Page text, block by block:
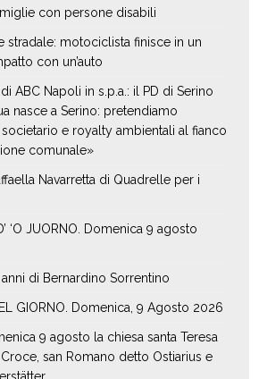
con persone disabili
stradale: motociclista finisce in un
con un’auto
ABC Napoli in s.p.a.: il PD di Serino
nasce a Serino: pretendiamo
e royalty ambientali al fianco
comunale»
Navarretta di Quadrelle per i
‘O JUORNO. Domenica 9 agosto
di Bernardino Sorrentino
GIORNO. Domenica, 9 Agosto 2026
9 agosto la chiesa santa Teresa
san Romano detto Ostiarius e